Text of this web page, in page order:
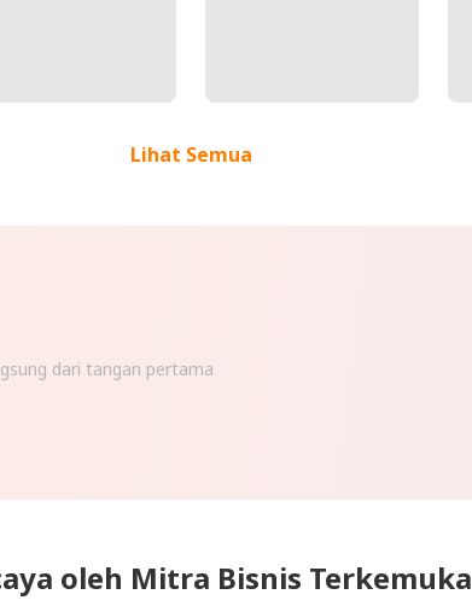
Lihat Semua
dari tangan pertama
oleh Mitra Bisnis Terkemuka